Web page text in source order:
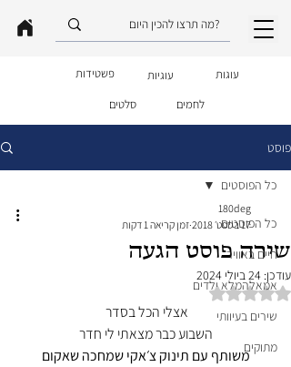
סלטים לחמים
פשטידות עוגיות עוגות
פוסט
כל הפוסטים
חיים באוויר
אמאלהמלא ילדים
שירים בעיוותי
מתוקים
כל הפוסטים
שירה פוסט הגעה
180deg
17 בספט׳ 2018
זמן קריאה 1 דקות
עודכן: 24 ביולי 2024
דירוג של NaN מתוך 5 כוכבים
אצלי הכל בסדר
השבוע כבר מצאתי לי חדר
משותף עם תינוק צ׳אקי שמחכה שאקום